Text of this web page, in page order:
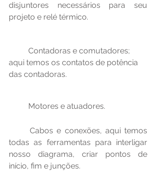
disjuntores necessários para seu
projeto e relé térmico.
aqui temos os contatos de potência
das contadoras.
	Motores e atuadores.
	Cabos e conexões, aqui temos
todas as ferramentas para interligar
nosso diagrama, criar pontos de
início, fim e junções.